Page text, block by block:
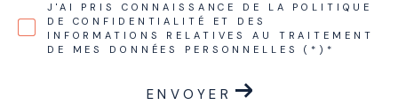
J'AI PRIS CONNAISSANCE DE LA POLITIQUE
DE CONFIDENTIALITÉ ET DES
INFORMATIONS RELATIVES AU TRAITEMENT
DE MES DONNÉES PERSONNELLES (*)*
ENVOYER